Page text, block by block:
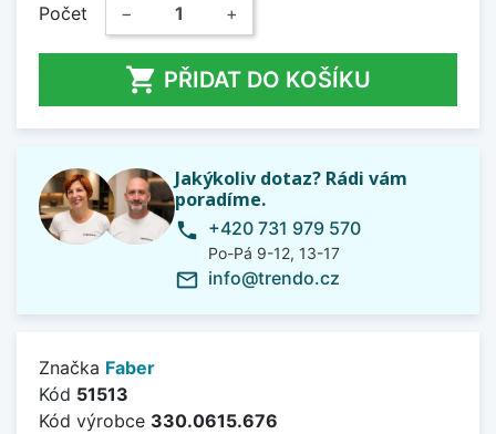
Počet − +
 PŘIDAT DO KOŠÍKU
Jakýkoliv dotaz? Rádi vám
poradíme.
phone +420 731 979 570
Po-Pá 9-12, 13-17
mail_outline info@trendo.cz
Značka Faber
Kód 51513
Kód výrobce 330.0615.676